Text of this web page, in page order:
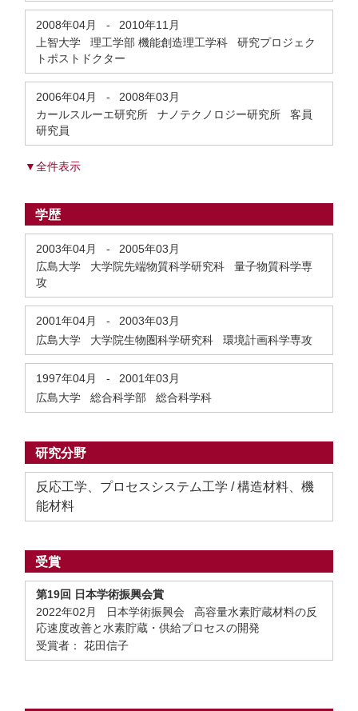
2008年04月 -
2010年11月
上智大学 理工学部 機能創造理工学科 研究プロジェク
トポストドクター
2006年04月 -
2008年03月
カールスルーエ研究所 ナノテクノロジー研究所 客員
研究員
▼全件表示
学歴
2003年04月 -
2005年03月
広島大学 大学院先端物質科学研究科 量子物質科学専
攻
2001年04月 -
2003年03月
広島大学 大学院生物圏科学研究科 環境計画科学専攻
1997年04月 -
2001年03月
広島大学 総合科学部 総合科学科
研究分野
反応工学、プロセスシステム工学 / 構造材料、機
能材料
受賞
第19回 日本学術振興会賞
2022年02月 日本学術振興会 高容量水素貯蔵材料の反
応速度改善と水素貯蔵・供給プロセスの開発
受賞者： 花田信子